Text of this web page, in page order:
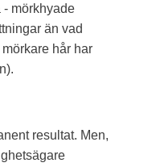
- mörkhyade
än vad
hår har
resultat. Men,